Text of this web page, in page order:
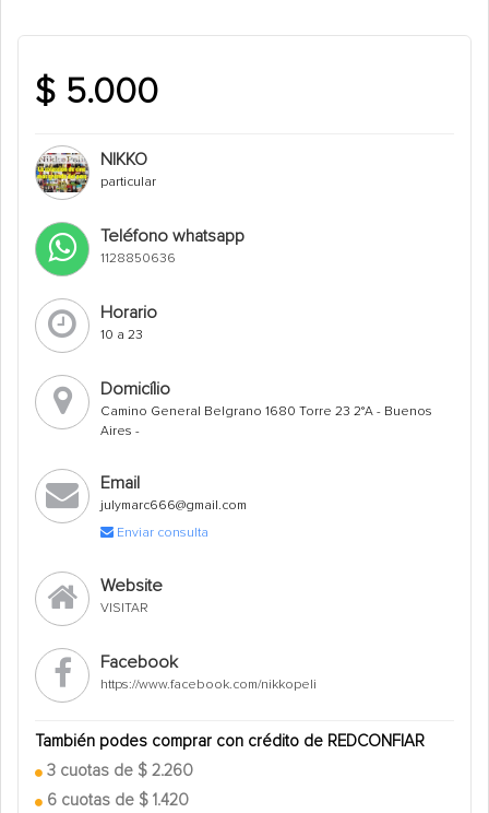
$ 5.000
NIKKO
particular
Teléfono whatsapp
1128850636
Horario
10 a 23
Domicílio
Camino General Belgrano 1680 Torre 23 2°A - Buenos
Aires -
Email
julymarc666@gmail.com
Enviar consulta
Website
VISITAR
Facebook
https://www.facebook.com/nikkopeli
También podes comprar con crédito de REDCONFIAR
3 cuotas de $ 2.260
6 cuotas de $ 1.420